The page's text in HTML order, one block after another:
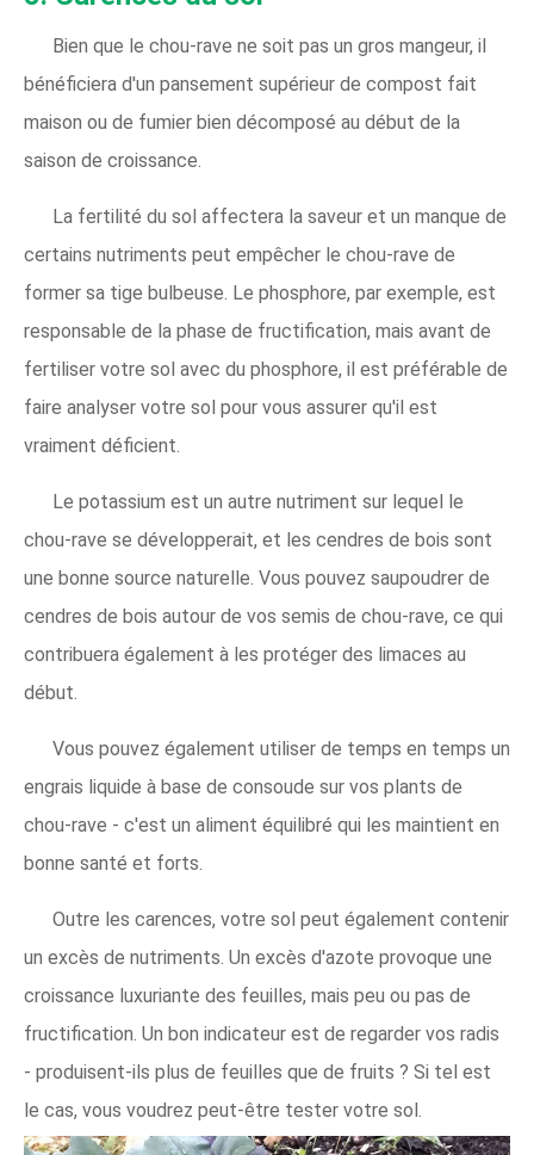
Bien que le chou-rave ne soit pas un gros mangeur, il
bénéficiera d'un pansement supérieur de compost fait
maison ou de fumier bien décomposé au début de la
saison de croissance.
La fertilité du sol affectera la saveur et un manque de
certains nutriments peut empêcher le chou-rave de
former sa tige bulbeuse. Le phosphore, par exemple, est
responsable de la phase de fructification, mais avant de
fertiliser votre sol avec du phosphore, il est préférable de
faire analyser votre sol pour vous assurer qu'il est
vraiment déficient.
Le potassium est un autre nutriment sur lequel le
chou-rave se développerait, et les cendres de bois sont
une bonne source naturelle. Vous pouvez saupoudrer de
cendres de bois autour de vos semis de chou-rave, ce qui
contribuera également à les protéger des limaces au
début.
Vous pouvez également utiliser de temps en temps un
engrais liquide à base de consoude sur vos plants de
chou-rave - c'est un aliment équilibré qui les maintient en
bonne santé et forts.
Outre les carences, votre sol peut également contenir
un excès de nutriments. Un excès d'azote provoque une
croissance luxuriante des feuilles, mais peu ou pas de
fructification. Un bon indicateur est de regarder vos radis
- produisent-ils plus de feuilles que de fruits ? Si tel est
le cas, vous voudrez peut-être tester votre sol.